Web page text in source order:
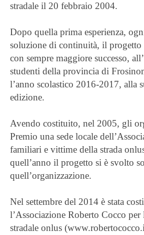
stradale il 20 febbraio 2004.
Dopo quella prima esperienza,
soluzione di continuità, il progetto
con sempre maggiore successo,
studenti della provincia di
l’anno scolastico 2016-2017, alla
edizione.
Avendo costituito, nel 2005, gli
Premio una sede locale
familiari e vittime della strada
quell’anno il progetto si è svolto
quell’organizzazione.
Nel settembre del 2014 è stata
l’Associazione Roberto Cocco per
stradale onlus